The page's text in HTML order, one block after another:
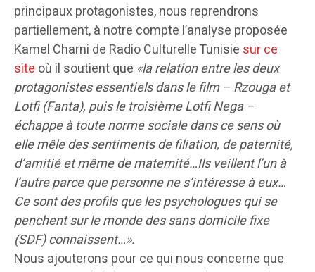
principaux protagonistes, nous reprendrons
partiellement, à notre compte l’analyse proposée
Kamel Charni de Radio Culturelle Tunisie sur ce
site où il soutient que «la relation entre les deux
protagonistes essentiels dans le film – Rzouga et
Lotfi (Fanta), puis le troisième Lotfi Nega –
échappe à toute norme sociale dans ce sens où
elle mêle des sentiments de filiation, de paternité,
d’amitié et même de maternité…Ils veillent l’un à
l’autre parce que personne ne s’intéresse à eux…
Ce sont des profils que les psychologues qui se
penchent sur le monde des sans domicile fixe
(SDF) connaissent…».
Nous ajouterons pour ce qui nous concerne que